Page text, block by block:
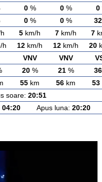
0% 0% 0
0% 0% 32
5 km/h 7 km/h 7
h 12 km/h 12 km/h 20
VNV VNV
20% 21% 36
55 km 56 km 53
20:51
04:20 Apus luna: 20:20